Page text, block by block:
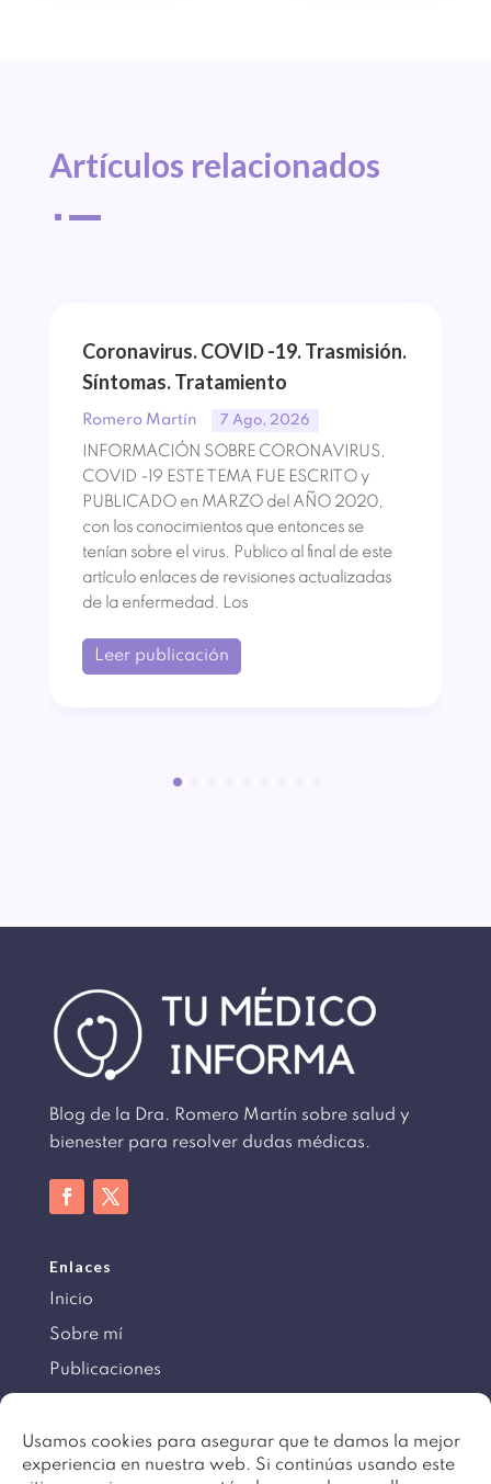
Usamos cookies para asegurar que te damos la mejor
experiencia en nuestra web. Si continúas usando este
Artículos relacionados
^
Coronavirus. COVID -19. Trasmisión.
Síntomas. Tratamiento
Romero Martín 7 Ago, 2026
INFORMACIÓN SOBRE CORONAVIRUS,
COVID -19 ESTE TEMA FUE ESCRITO y
PUBLICADO en MARZO del AÑO 2020,
con los conocimientos que entonces se
tenían sobre el virus. Publico al final de este
artículo enlaces de revisiones actualizadas
de la enfermedad. Los
Leer publicación
Blog de la Dra. Romero Martín sobre salud y
bienester para resolver dudas médicas.
Enlaces
Inicio
Sobre mí
Publicaciones
Información
Aviso legal